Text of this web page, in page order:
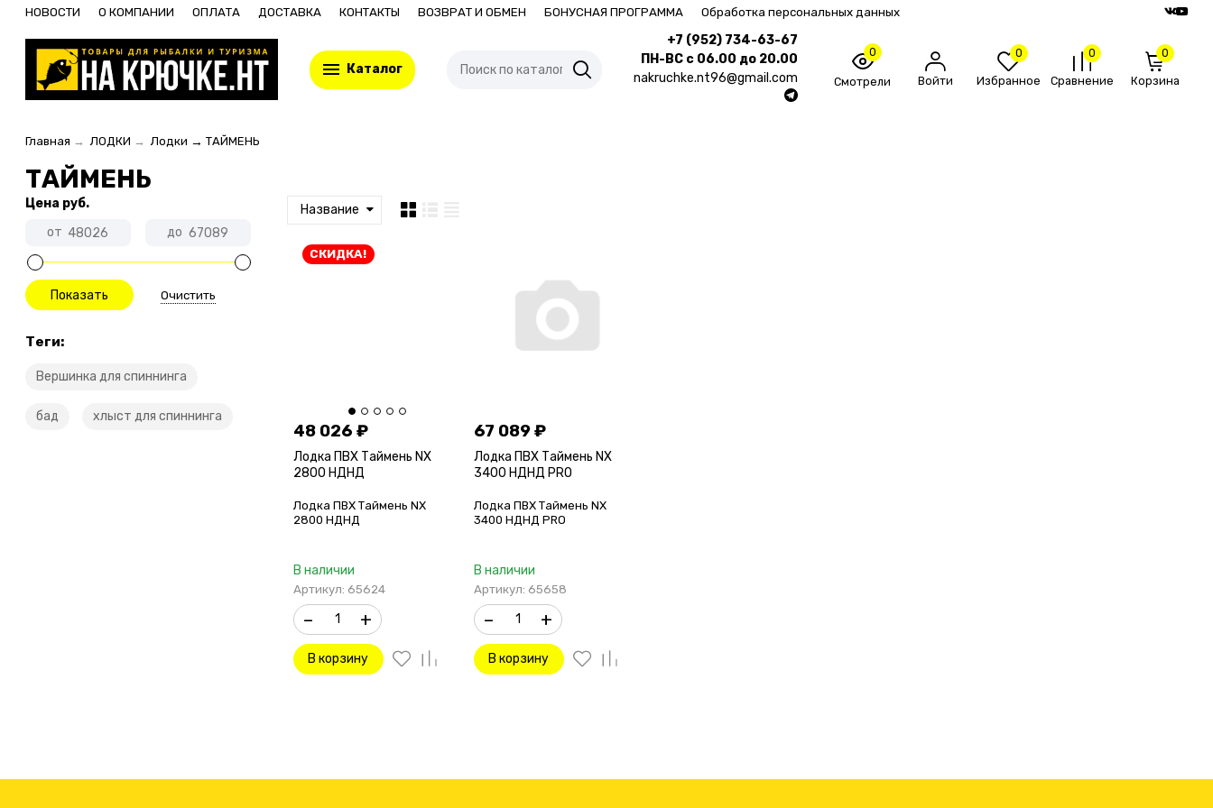
НОВОСТИ О КОМПАНИИ ОПЛАТА ДОСТАВКА КОНТАКТЫ ВОЗВРАТ И ОБМЕН БОНУСНАЯ ПРОГРАММА Обработка персональных данных
Каталог
+7 (952) 734-63-67
ПН-ВС с 06.00 до 20.00
nakruchke.nt96@gmail.com
0
Смотрели Войти
0
Избранное
0
Сравнение
0
Корзина
Главная → ЛОДКИ → Лодки → ТАЙМЕНЬ
ТАЙМЕНЬ
Цена руб.
от
до
Очистить
Теги:
Вершинка для спиннинга
бад хлыст для спиннинга
Название
СКИДКА!
48 026 ₽
Лодка ПВХ Таймень NX
2800 НДНД
Лодка ПВХ Таймень NX
2800 НДНД
В наличии
Артикул: 65624
– +
В корзину
67 089₽
Лодка ПВХ Таймень NX
3400 НДНД PRO
Лодка ПВХ Таймень NX
3400 НДНД PRO
В наличии
Артикул: 65658
– +
В корзину